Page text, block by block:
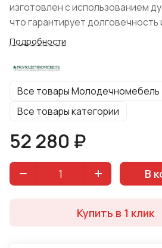
изготовлен с использованием
что гарантирует
модели. Защитная отделка
примесей, гарантируя
габаритными размерами
интерьер небольшой по площади
цветах на выбор покупателя.
Подробности
Все товары Молодечномебель
Все товары категории
52 280 ₽
В
Купить в 1 клик